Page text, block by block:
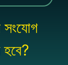
সংযোগ
হবে?